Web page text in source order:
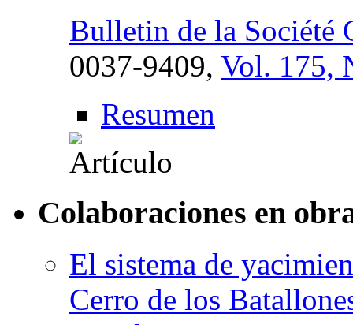
Bulletin de la Société
0037-9409, Vol. 175,
Resumen
Colaboraciones en
El sistema de
Cerro de los